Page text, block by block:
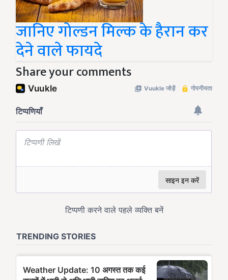
जानिए गोल्डन मिल्क के हैरान कर
देने वाले फायदे
Share your comments